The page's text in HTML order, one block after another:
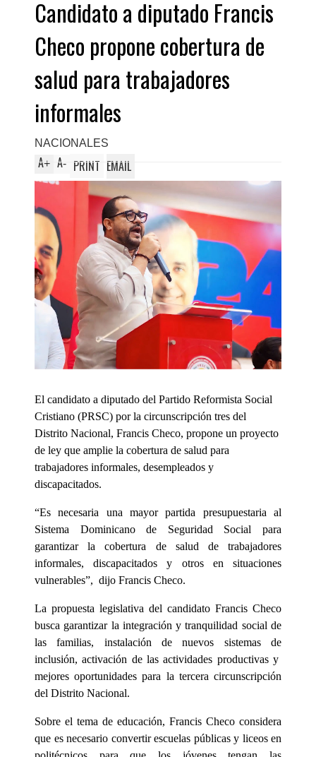
Candidato a diputado Francis
Checo propone cobertura de
salud para trabajadores
informales
NACIONALES
A+ A- PRINT EMAIL
El candidato a diputado del Partido Reformista Social
Cristiano (PRSC) por la circunscripción tres del
Distrito Nacional, Francis Checo, propone un proyecto
de ley que amplie la cobertura de salud para
trabajadores informales, desempleados y
discapacitados.
“Es necesaria una mayor partida presupuestaria al
Sistema Dominicano de Seguridad Social para
garantizar la cobertura de salud de trabajadores
informales, discapacitados y otros en situaciones
vulnerables”, dijo Francis Checo.
La propuesta legislativa del candidato Francis Checo
busca garantizar la integración y tranquilidad social de
las familias, instalación de nuevos sistemas de
inclusión, activación de las actividades productivas y
mejores oportunidades para la tercera circunscripción
del Distrito Nacional.
Sobre el tema de educación, Francis Checo considera
que es necesario convertir escuelas públicas y liceos en